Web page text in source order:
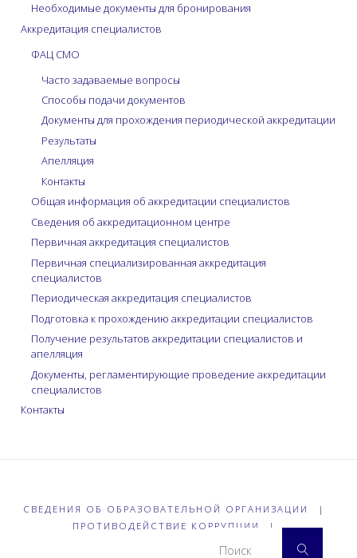
Необходимые документы для бронирования
Аккредитация специалистов
ФАЦ СМО
Часто задаваемые вопросы
Способы подачи документов
Документы для прохождения периодической аккредитации
Результаты
Апелляция
Контакты
Общая информация об аккредитации специалистов
Сведения об аккредитационном центре
Первичная аккредитация специалистов
Первичная специализированная аккредитация
специалистов
Периодическая аккредитация специалистов
Подготовка к прохождению аккредитации специалистов
Получение результатов аккредитации специалистов и
апелляция
Документы, регламентирующие проведение аккредитации
специалистов
Контакты
СВЕДЕНИЯ ОБ ОБРАЗОВАТЕЛЬНОЙ ОРГАНИЗАЦИИ
|
ПРОТИВОДЕЙСТВИЕ КОРРУПЦИИ
|
Поиск